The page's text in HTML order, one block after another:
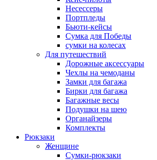
Несессеры
Портпледы
Бьюти-кейсы
Сумка для Победы
сумки на колесах
Для путешествий
Дорожные аксессуары
Чехлы на чемоданы
Замки для багажа
Бирки для багажа
Багажные весы
Подушки на шею
Органайзеры
Комплекты
Рюкзаки
Женщине
Сумки-рюкзаки